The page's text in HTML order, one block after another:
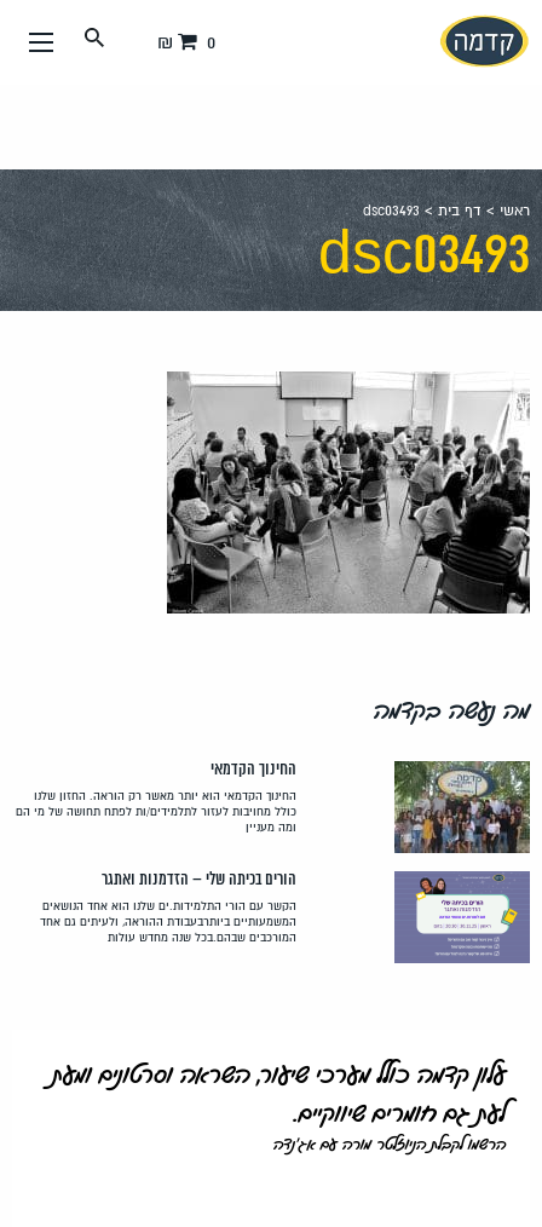
עבור
אל
0 ₪
ראשי >דף בית>
dsc03493
dsc03493
מה נעשה בקדמה
החינוך הקדמאי
החינוך הקדמאי הוא יותר מאשר רק הוראה. החזון שלנו
כולל מחויבות לעזור לתלמידים/ות לפתח תחושה של מי הם
ומה מעניין
הורים בכיתה שלי – הזדמנות ואתגר
הקשר עם הורי התלמידות.ים שלנו הוא אחד הנושאים
המשמעותיים ביותרבעבודת ההוראה, ולעיתים גם אחד
המורכבים שבהם.בכל שנה מחדש עולות
עלון קדמה כולל מערכי שיעור, השראה וסרטונים ומעת
לעת גם חומרים שיווקיים.
הרשמו לקבלת הניוזלטר מורה עם אג'נדה